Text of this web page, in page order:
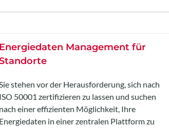
Energiedaten Management für
stehen vor der Herausforderung, sich nach
ISO 50001 zertifizieren zu lassen und suchen
nach einer effizienten Möglichkeit, Ihre
Energiedaten in einer zentralen Plattform zu